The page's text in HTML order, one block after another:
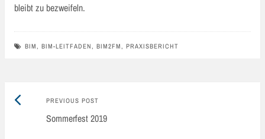
bleibt zu bezweifeln.
BIM, BIM-LEITFADEN, BIM2FM, PRAXISBERICHT
Post
navigation
PREVIOUS POSTPrevious
post:
Sommerfest 2019